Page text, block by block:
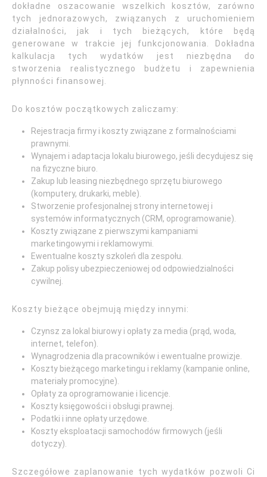
dokładne oszacowanie wszelkich kosztów, zarówno
tych jednorazowych, związanych z uruchomieniem
działalności, jak i tych bieżących, które będą
generowane w trakcie jej funkcjonowania. Dokładna
kalkulacja tych wydatków jest niezbędna do
stworzenia realistycznego budżetu i zapewnienia
płynności finansowej.
Do kosztów początkowych zaliczamy:
Rejestracja firmy i koszty związane z formalnościami
prawnymi.
Wynajem i adaptacja lokalu biurowego, jeśli decydujesz się
na fizyczne biuro.
Zakup lub leasing niezbędnego sprzętu biurowego
(komputery, drukarki, meble).
Stworzenie profesjonalnej strony internetowej i
systemów informatycznych (CRM, oprogramowanie).
Koszty związane z pierwszymi kampaniami
marketingowymi i reklamowymi.
Ewentualne koszty szkoleń dla zespołu.
Zakup polisy ubezpieczeniowej od odpowiedzialności
cywilnej.
Koszty bieżące obejmują między innymi:
Czynsz za lokal biurowy i opłaty za media (prąd, woda,
internet, telefon).
Wynagrodzenia dla pracowników i ewentualne prowizje.
Koszty bieżącego marketingu i reklamy (kampanie online,
materiały promocyjne).
Opłaty za oprogramowanie i licencje.
Koszty księgowości i obsługi prawnej.
Podatki i inne opłaty urzędowe.
Koszty eksploatacji samochodów firmowych (jeśli
dotyczy).
Szczegółowe zaplanowanie tych wydatków pozwoli Ci